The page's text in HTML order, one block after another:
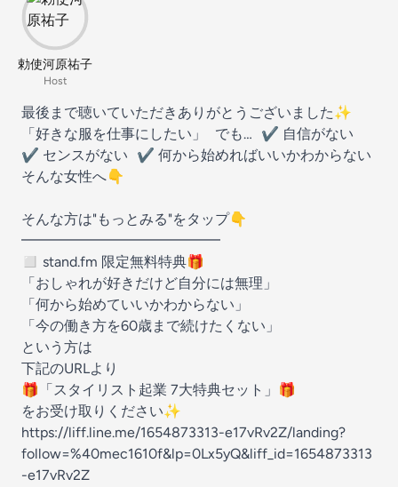
勅使河原祐子
Host
最後まで聴いていただきありがとうございました✨
「好きな服を仕事にしたい」 でも… ✔ 自信がない
✔ センスがない ✔ 何から始めればいいかわからない
そんな女性へ👇
そんな方は"もっとみる"をタップ👇
━━━━━━━━━━━━━━
◻️ stand.fm 限定無料特典🎁
「おしゃれが好きだけど自分には無理」
「何から始めていいかわからない」
「今の働き方を60歳まで続けたくない」
という方は
下記のURLより
🎁「スタイリスト起業 7大特典セット」🎁
をお受け取りください✨
https://liff.line.me/1654873313-e17vRv2Z/landing?
follow=%40mec1610f&lp=0Lx5yQ&liff_id=1654873313
-e17vRv2Z